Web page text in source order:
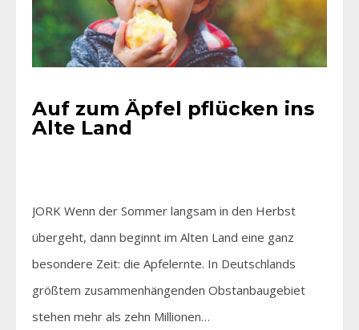
Auf zum Äpfel pflücken ins
Alte Land
JORK Wenn der Sommer langsam in den Herbst
übergeht, dann beginnt im Alten Land eine ganz
besondere Zeit: die Apfelernte. In Deutschlands
größtem zusammenhängenden Obstanbaugebiet
stehen mehr als zehn Millionen…